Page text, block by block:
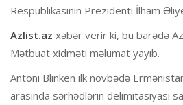
Respublikasının Prezidenti İlham
Azlist.az xəbər verir ki, bu barədə
Mətbuat xidməti məlumat yayıb.
Antoni Blinken ilk növbədə
arasında sərhədlərin delimitasiyası